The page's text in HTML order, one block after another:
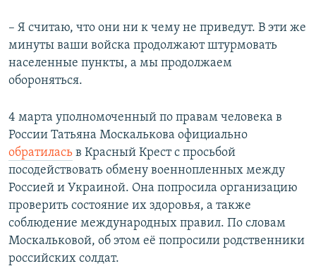
– Я считаю, что они ни к чему не приведут. В эти же
минуты ваши войска продолжают штурмовать
населенные пункты, а мы продолжаем
обороняться.
4 марта уполномоченный по правам человека в
России Татьяна Москалькова официально
обратилась в Красный Крест с просьбой
посодействовать обмену военнопленных между
Россией и Украиной. Она попросила организацию
проверить состояние их здоровья, а также
соблюдение международных правил. По словам
Москальковой, об этом её попросили родственники
российских солдат.